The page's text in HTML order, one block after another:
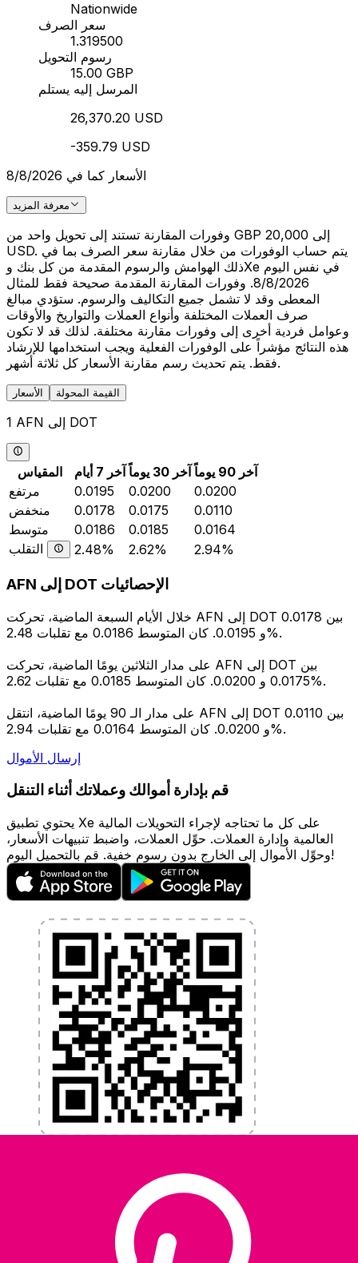
Nationwide
سعر الصرف
1.319500
رسوم التحويل
15.00 GBP
المرسل إليه يستلم
26,370.20 USD
-359.79 USD
الأسعار كما في 8/8/2026
معرفة المزيد
وفورات المقارنة تستند إلى تحويل واحد من GBP 20,000 إلى
USD. يتم حساب الوفورات من خلال مقارنة سعر الصرف بما في
ذلك الهوامش والرسوم المقدمة من كل بنك وXe في نفس اليوم
8/8/2026. وفورات المقارنة المقدمة صحيحة فقط للمثال
المعطى وقد لا تشمل جميع التكاليف والرسوم. ستؤدي مبالغ
صرف العملات المختلفة وأنواع العملات والتواريخ والأوقات
وعوامل فردية أخرى إلى وفورات مقارنة مختلفة. لذلك قد لا تكون
هذه النتائج مؤشراً على الوفورات الفعلية ويجب استخدامها للإرشاد
فقط. يتم تحديث رسم مقارنة الأسعار كل ثلاثة أشهر.
الأسعار القيمة المحولة
1 AFN إلى DOT
المقياس آخر 7 أيام آخر 30 يوماً
آخر 90 يوماً
مرتفع
0.0195 0.0200
0.0200
منخفض
0.0178 0.0175
0.0110
متوسط
0.0186 0.0185
0.0164
التقلب
2.48% 2.62% 2.94%
AFN إلى DOT الإحصائيات
خلال الأيام السبعة الماضية، تحركت AFN إلى DOT بين 0.0178
و 0.0195. كان المتوسط 0.0186 مع تقلبات 2.48%.
على مدار الثلاثين يومًا الماضية، تحركت AFN إلى DOT بين
0.0175 و 0.0200. كان المتوسط 0.0185 مع تقلبات 2.62%.
على مدار الـ 90 يومًا الماضية، انتقل AFN إلى DOT بين 0.0110
و 0.0200. كان المتوسط 0.0164 مع تقلبات 2.94%.
إرسال الأموال
قم بإدارة أموالك وعملاتك أثناء التنقل
يحتوي تطبيق Xe على كل ما تحتاجه لإجراء التحويلات المالية
العالمية وإدارة العملات. حوِّل العملات، واضبط تنبيهات الأسعار،
وحوِّل الأموال إلى الخارج بدون رسوم خفية. قم بالتحميل اليوم!